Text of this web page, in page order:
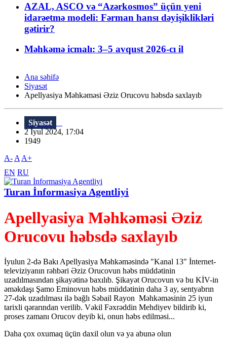
AZAL, ASCO və “Azərkosmos” üçün yeni
idarəetmə modeli: Fərman hansı dəyişiklikləri
gətirir?
Məhkəmə icmalı: 3–5 avqust 2026-cı il
Ana səhifə
Siyasət
Apellyasiya Məhkəməsi Əziz Orucovu həbsdə saxlayıb
Siyasət
2 İyul 2024, 17:04
1949
A- A A+
EN RU
Turan İnformasiya Agentliyi
Apellyasiya Məhkəməsi Əziz
Orucovu həbsdə saxlayıb
İyulun 2-də Bakı Apellyasiya Məhkəməsində "Kanal 13" İnternet-
televiziyanın rəhbəri Əziz Orucovun həbs müddətinin
uzadılmasından şikayətinə baxılıb. Şikayət Orucovun və bu KİV-in
əməkdaşı Şamo Eminovun həbs müddətinin daha 3 ay, sentyabrın
27-dək uzadılması ilə bağlı Səbail Rayon Məhkəməsinin 25 iyun
tarixli qərarından verilib. Vəkil Fəxrəddin Mehdiyev bildirib ki,
proses zamanı Orucov deyib ki, onun həbs edilməsi...
Daha çox oxumaq üçün daxil olun və ya abunə olun